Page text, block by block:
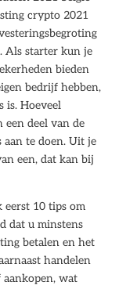
crypto 2021
Als starter kun je
bieden
bedrijf hebben,
is. Hoeveel
een deel van de
aan te doen. Uit je
een, dat kan bij
10 tips om
dat u minstens
betalen en het
handelen
wat